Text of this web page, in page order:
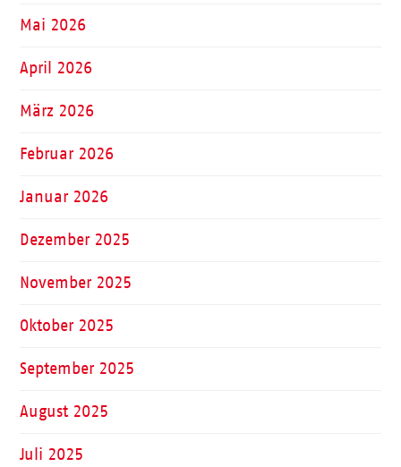
Mai 2026
April 2026
März 2026
Februar 2026
Januar 2026
Dezember 2025
November 2025
Oktober 2025
September 2025
August 2025
Juli 2025